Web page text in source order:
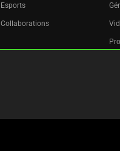
Esports
Collaborations